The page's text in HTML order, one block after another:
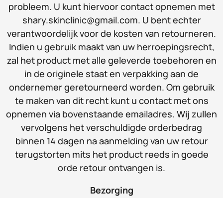
probleem. U kunt hiervoor contact opnemen met
shary.skinclinic@gmail.com. U bent echter
verantwoordelijk voor de kosten van retourneren.
Indien u gebruik maakt van uw herroepingsrecht,
zal het product met alle geleverde toebehoren en
in de originele staat en verpakking aan de
ondernemer geretourneerd worden. Om gebruik
te maken van dit recht kunt u contact met ons
opnemen via bovenstaande emailadres. Wij zullen
vervolgens het verschuldigde orderbedrag
binnen 14 dagen na aanmelding van uw retour
terugstorten mits het product reeds in goede
orde retour ontvangen is.
Bezorging